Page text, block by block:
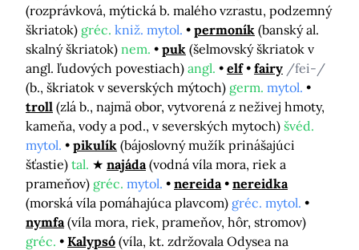
(rozprávková, mýtická b. malého vzrastu, podzemný
škriatok) gréc. kniž. mytol. permoník (banský al.
skalný škriatok) nem. puk (šelmovský škriatok v
angl. ľudových povestiach) angl. elf fairy /fei-/
(b., škriatok v severských mýtoch) germ. mytol.
troll (zlá b., najmä obor, vytvorená z neživej hmoty,
kameňa, vody a pod., v severských mytoch) švéd.
mytol.
pikulík (bájoslovný mužík prinášajúci
šťastie) tal. najáda (vodná víla mora, riek a
prameňov) gréc. mytol. nereida
nereidka
(morská víla pomáhajúca plavcom) gréc. mytol.
nymfa (víla mora, riek, prameňov, hôr, stromov)
gréc.
Kalypsó (víla, kt. zdržovala Odysea na